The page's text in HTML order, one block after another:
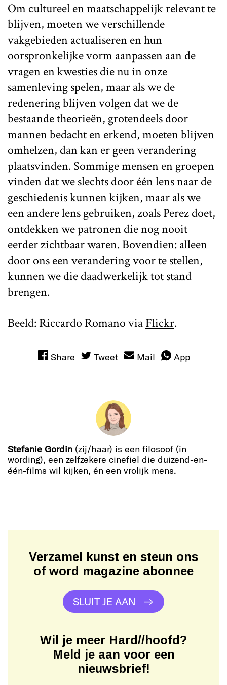
Om cultureel en maatschappelijk relevant te
blijven, moeten we verschillende
vakgebieden actualiseren en hun
oorspronkelijke vorm aanpassen aan de
vragen en kwesties die nu in onze
samenleving spelen, maar als we de
redenering blijven volgen dat we de
bestaande theorieën, grotendeels door
mannen bedacht en erkend, moeten blijven
omhelzen, dan kan er geen verandering
plaatsvinden. Sommige mensen en groepen
vinden dat we slechts door één lens naar de
geschiedenis kunnen kijken, maar als we
een andere lens gebruiken, zoals Perez doet,
ontdekken we patronen die nog nooit
eerder zichtbaar waren. Bovendien: alleen
door ons een verandering voor te stellen,
kunnen we die daadwerkelijk tot stand
brengen.
Beeld: Riccardo Romano viaFlickr.
Share Tweet Mail App
Stefanie Gordin (zij/haar) is een filosoof (in
wording), een zelfzekere cinefiel die duizend-en-
één-films wil kijken, én een vrolijk mens.
Verzamel kunst en steun ons
of word magazine abonnee
SLUIT JE AAN
Wil je meer Hard//hoofd?
Meld je aan voor een
nieuwsbrief!